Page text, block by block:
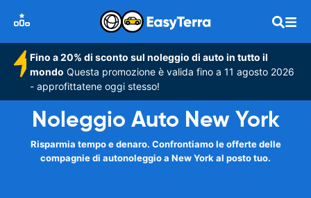
Fino a 20% di sconto sul noleggio di auto in tutto il
mondo Questa promozione è valida fino a 11 agosto 2026
- approfittatene oggi stesso!
Noleggio Auto New York
Risparmia tempo e denaro. Confrontiamo le offerte delle
compagnie di autonoleggio a New York al posto tuo.